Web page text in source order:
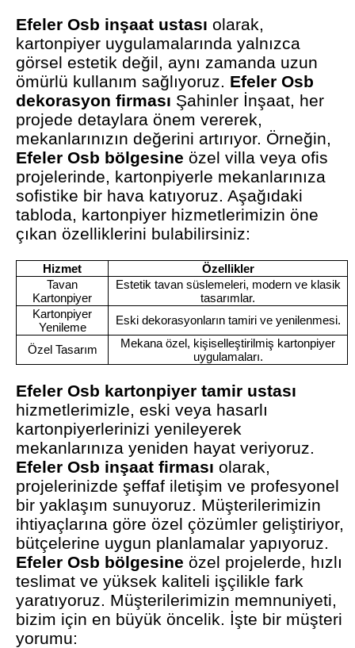
Efeler Osb inşaat ustası olarak,
kartonpiyer uygulamalarında yalnızca
görsel estetik değil, aynı zamanda uzun
ömürlü kullanım sağlıyoruz. Efeler Osb
dekorasyon firması Şahinler İnşaat, her
projede detaylara önem vererek,
mekanlarınızın değerini artırıyor. Örneğin,
Efeler Osb bölgesine özel villa veya ofis
projelerinde, kartonpiyerle mekanlarınıza
sofistike bir hava katıyoruz. Aşağıdaki
tabloda, kartonpiyer hizmetlerimizin öne
çıkan özelliklerini bulabilirsiniz:
Hizmet
Özellikler
Tavan
Kartonpiyer
Estetik tavan süslemeleri, modern ve klasik
tasarımlar.
Kartonpiyer
Yenileme
Eski dekorasyonların tamiri ve yenilenmesi.
Özel Tasarım
Mekana özel, kişiselleştirilmiş kartonpiyer
uygulamaları.
Efeler Osb kartonpiyer tamir ustası
hizmetlerimizle, eski veya hasarlı
kartonpiyerlerinizi yenileyerek
mekanlarınıza yeniden hayat veriyoruz.
Efeler Osb inşaat firması olarak,
projelerinizde şeffaf iletişim ve profesyonel
bir yaklaşım sunuyoruz. Müşterilerimizin
ihtiyaçlarına göre özel çözümler geliştiriyor,
bütçelerine uygun planlamalar yapıyoruz.
Efeler Osb bölgesine özel projelerde, hızlı
teslimat ve yüksek kaliteli işçilikle fark
yaratıyoruz. Müşterilerimizin memnuniyeti,
bizim için en büyük öncelik. İşte bir müşteri
yorumu: